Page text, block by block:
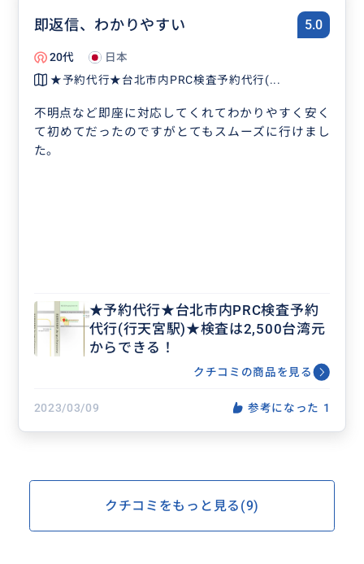
即返信、わかりやすい 5.0
20代
日本
★予約代行★台北市内PRC検査予約代行(...
不明点など即座に対応してくれてわかりやすく安く
て初めてだったのですがとてもスムーズに行けまし
た。
★予約代行★台北市内PRC検査予約
代行(行天宮駅)★検査は2,500台湾元
からできる！
クチコミの商品を見る
2023/03/09 参考になった 1
クチコミをもっと見る(9)